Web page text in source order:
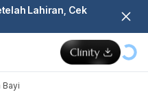
Lahiran, Cek
Bayi